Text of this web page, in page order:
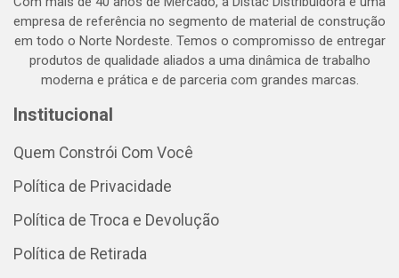
empresa de referência no segmento de material de construção
em todo o Norte Nordeste. Temos o compromisso de entregar
produtos de qualidade aliados a uma dinâmica de trabalho
moderna e prática e de parceria com grandes marcas.
Institucional
Quem Constrói Com Você
Política de Privacidade
Política de Troca e Devolução
Política de Retirada